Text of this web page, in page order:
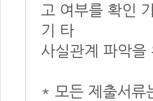
고 여부를 확인
기 타
사실관계 파악
* 모든 제출서류